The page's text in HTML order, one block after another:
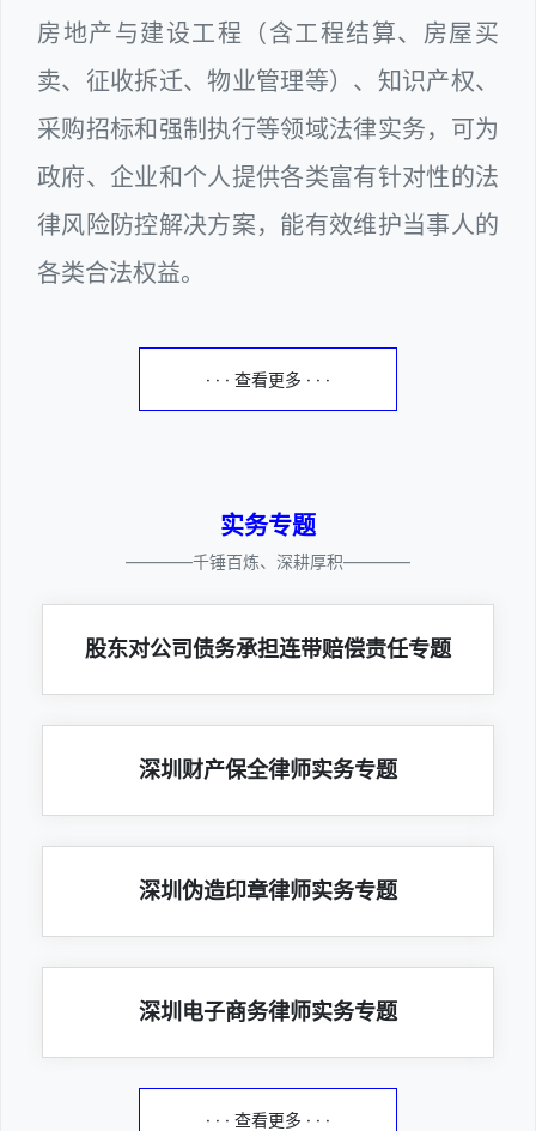
房地产与建设工程（含工程结算、房屋买
卖、征收拆迁、物业管理等）、知识产权、
采购招标和强制执行等领域法律实务，可为
政府、企业和个人提供各类富有针对性的法
律风险防控解决方案，能有效维护当事人的
各类合法权益。
· · · 查看更多 · · ·
实务专题
————千锤百炼、深耕厚积————
股东对公司债务承担连带赔偿责任专题
深圳财产保全律师实务专题
深圳伪造印章律师实务专题
深圳电子商务律师实务专题
· · · 查看更多 · · ·